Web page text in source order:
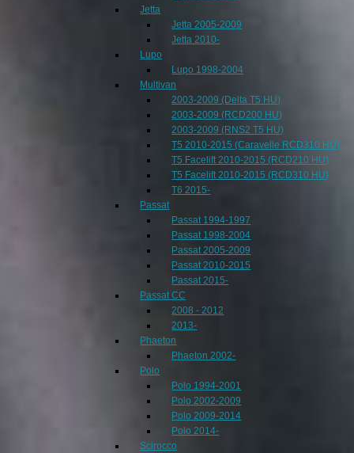
Jetta
Jetta 2005-2009
Jetta 2010-
Lupo
Lupo 1998-2004
Multivan
2003-2009 (Delta T5 HU)
2003-2009 (RCD200 HU)
2003-2009 (RNS2 T5 HU)
T5 2010-2015 (Caravelle RCD310 HU)
T5 Facelift 2010-2015 (RCD210 HU)
T5 Facelift 2010-2015 (RCD310 HU)
T6 2015-
Passat
Passat 1994-1997
Passat 1998-2004
Passat 2005-2009
Passat 2010-2015
Passat 2015-
Passat CC
2008 - 2012
2013-
Phaeton
Phaeton 2002-
Polo
Polo 1994-2001
Polo 2002-2009
Polo 2009-2014
Polo 2014-
Scirocco